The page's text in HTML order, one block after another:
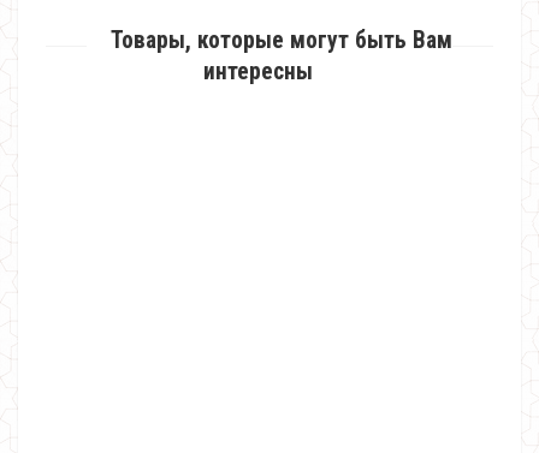
Товары, которые могут быть Вам
интересны